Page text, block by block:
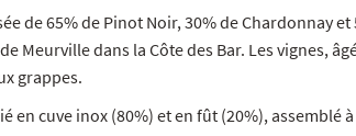
de 65% de Pinot Noir, 30% de Chardonnay
Meurville dans la Côte des Bar. Les vignes,
grappes.
en cuve inox (80%) et en fût (20%), assemblé